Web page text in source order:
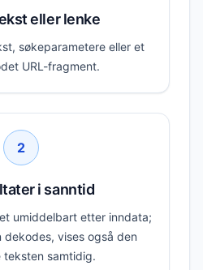
eller lenke
søkeparametere eller et
URL-fragment.
2
i sanntid
umiddelbart etter inndata;
dekodes, vises også den
teksten samtidig.